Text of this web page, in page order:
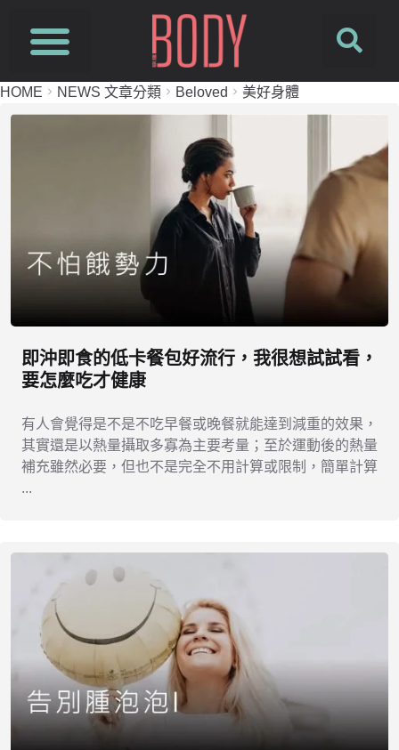
HOME NEWS 文章分類 Beloved 美好身體
即沖即食的低卡餐包好流行，我很想試試看，
要怎麼吃才健康
有人會覺得是不是不吃早餐或晚餐就能達到減重的效果，
其實還是以熱量攝取多寡為主要考量；至於運動後的熱量
補充雖然必要，但也不是完全不用計算或限制，簡單計算
...